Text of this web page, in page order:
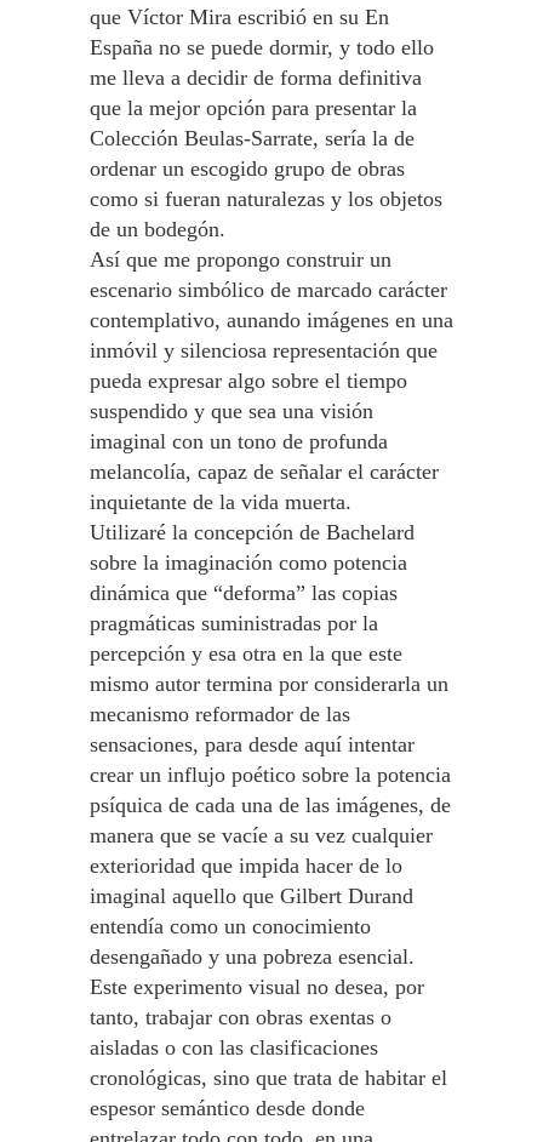
que Víctor Mira escribió en su En
España no se puede dormir, y todo ello
me lleva a decidir de forma definitiva
que la mejor opción para presentar la
Colección Beulas-Sarrate, sería la de
ordenar un escogido grupo de obras
como si fueran naturalezas y los objetos
de un bodegón.
Así que me propongo construir un
escenario simbólico de marcado carácter
contemplativo, aunando imágenes en una
inmóvil y silenciosa representación que
pueda expresar algo sobre el tiempo
suspendido y que sea una visión
imaginal con un tono de profunda
melancolía, capaz de señalar el carácter
inquietante de la vida muerta.
Utilizaré la concepción de Bachelard
sobre la imaginación como potencia
dinámica que “deforma” las copias
pragmáticas suministradas por la
percepción y esa otra en la que este
mismo autor termina por considerarla un
mecanismo reformador de las
sensaciones, para desde aquí intentar
crear un influjo poético sobre la potencia
psíquica de cada una de las imágenes, de
manera que se vacíe a su vez cualquier
exterioridad que impida hacer de lo
imaginal aquello que Gilbert Durand
entendía como un conocimiento
desengañado y una pobreza esencial.
Este experimento visual no desea, por
tanto, trabajar con obras exentas o
aisladas o con las clasificaciones
cronológicas, sino que trata de habitar el
espesor semántico desde donde